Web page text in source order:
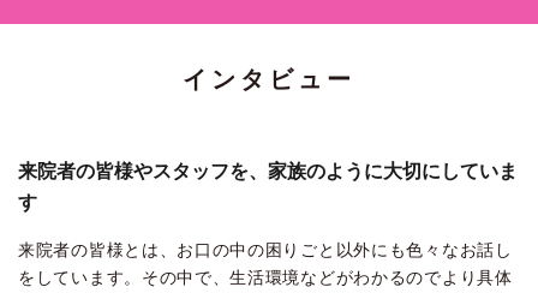
インタビュー
来院者の皆様やスタッフを、家族のように大切にしていま
す
来院者の皆様とは、お口の中の困りごと以外にも色々なお話し
をしています。その中で、生活環境などがわかるのでより具体